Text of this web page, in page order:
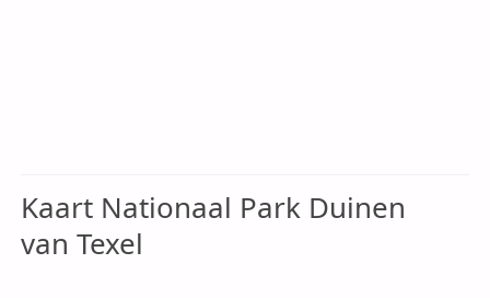
Kaart Nationaal Park Duinen
van Texel